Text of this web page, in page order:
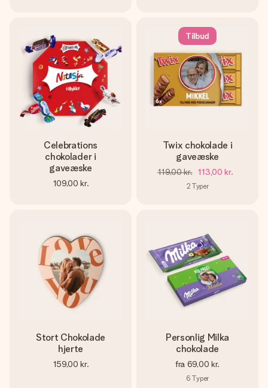
Celebrations
chokolader i
gaveæske
109,00 kr.
Tilbud
Twix chokolade i
gaveæske
119,00 kr. 113,00 kr.
2 Typer
Stort Chokolade
hjerte
159,00 kr.
Personlig Milka
chokolade
fra 69,00 kr.
6 Typer